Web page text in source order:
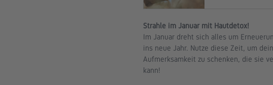
Strahle im Januar mit Hautdetox!
Im Januar dreht sich alles um
ins neue Jahr. Nutze diese Zeit, um
Aufmerksamkeit zu schenken, die sie
kann!